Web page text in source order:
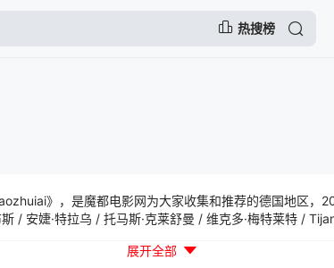
热搜榜
》，是魔都电影网为大家收集和推荐的德国地区，
/ 安婕·特拉乌 / 托马斯·克莱舒曼 / 维克多·梅特莱特 /
展开全部